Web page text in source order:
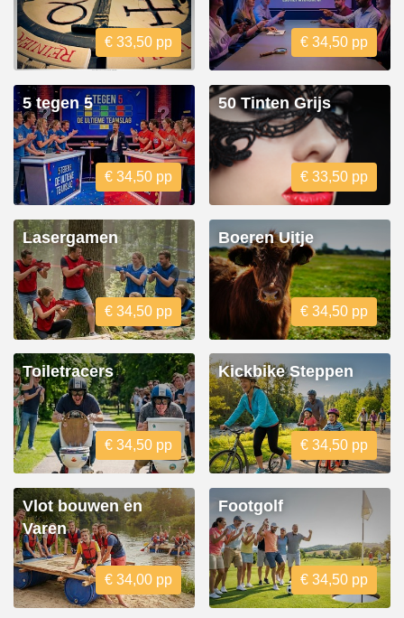
€ 33,50 pp € 34,50 pp
5 tegen 5
€ 34,50 pp
50 Tinten Grijs
€ 33,50 pp
Lasergamen
€ 34,50 pp
Boeren Uitje
€ 34,50 pp
Toiletracers
€ 34,50 pp
Kickbike Steppen
€ 34,50 pp
Vlot bouwen en
Varen
€ 34,00 pp
Footgolf
€ 34,50 pp